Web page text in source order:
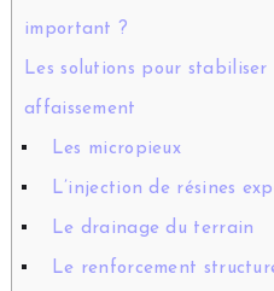
important ?
Les solutions pour
affaissement
Les micropieux
L’injection de résines
Le drainage du terrain
Le renforcement